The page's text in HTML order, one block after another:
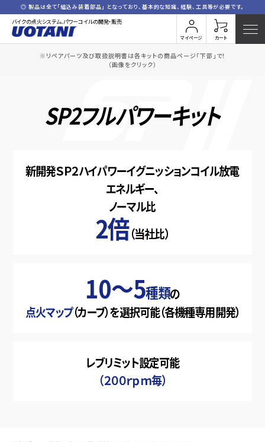
バイクの点火システム、パワーコイルの開発・販売
マイページ カート
◎ 製品は全て「組込み装着部品」 となっており、基本的な知識、経験、工具等が必要です。
※リペアパーツ及び取扱説明書は各キットの商品ページ「下部」で！
（画像をクリック）
SP2フルパワーキット
新開発ＳＰ２ハイパワーイグニッションコイル放電
エネルギー、
ノーマル比
2倍（当社比）
10〜5種類の
点火マップ（カーブ）を選択可能（各機種専用開発）
レブリミット設定可能
（２００ｒｐｍ毎）